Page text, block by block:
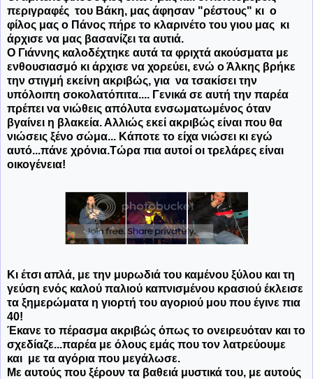
περιγραφές του Βάκη, μας άφησαν "ρέστους" κι ο
φίλος μας ο Πάνος πήρε το κλαρινέτο του γιου μας κι
άρχισε να μας βασανίζει τα αυτιά.
Ο Γιάννης καλοδέχτηκε αυτά τα φριχτά ακούσματα με
ενθουσιασμό κι άρχισε να χορεύει, ενώ ο Άλκης βρήκε
την στιγμή εκείνη ακριβώς, για να τσακίσει την
υπόλοιπη σοκολατόπιτα.... Γενικά σε αυτή την παρέα
πρέπει να νιώθεις απόλυτα ενσωματωμένος όταν
βγαίνει η βλακεία. Αλλιώς εκεί ακριβώς είναι που θα
νιώσεις ξένο σώμα... Κάποτε το είχα νιώσει κι εγώ
αυτό...πάνε χρόνια.Τώρα πια αυτοί οι τρελάρες είναι
οικογένεια!
Κι έτσι απλά, με την μυρωδιά του καμένου ξύλου και τη
γεύση ενός καλού παλιού καπνισμένου κρασιού έκλεισε
τα ξημερώματα η γιορτή του αγοριού μου που έγινε πια
40!
Έκανε το πέρασμα ακριβώς όπως το ονειρευόταν και το
σχεδίαζε...παρέα με όλους εμάς που τον λατρεύουμε
και με τα αγόρια που μεγάλωσε.
Με αυτούς που ξέρουν τα βαθειά μυστικά του, με αυτούς